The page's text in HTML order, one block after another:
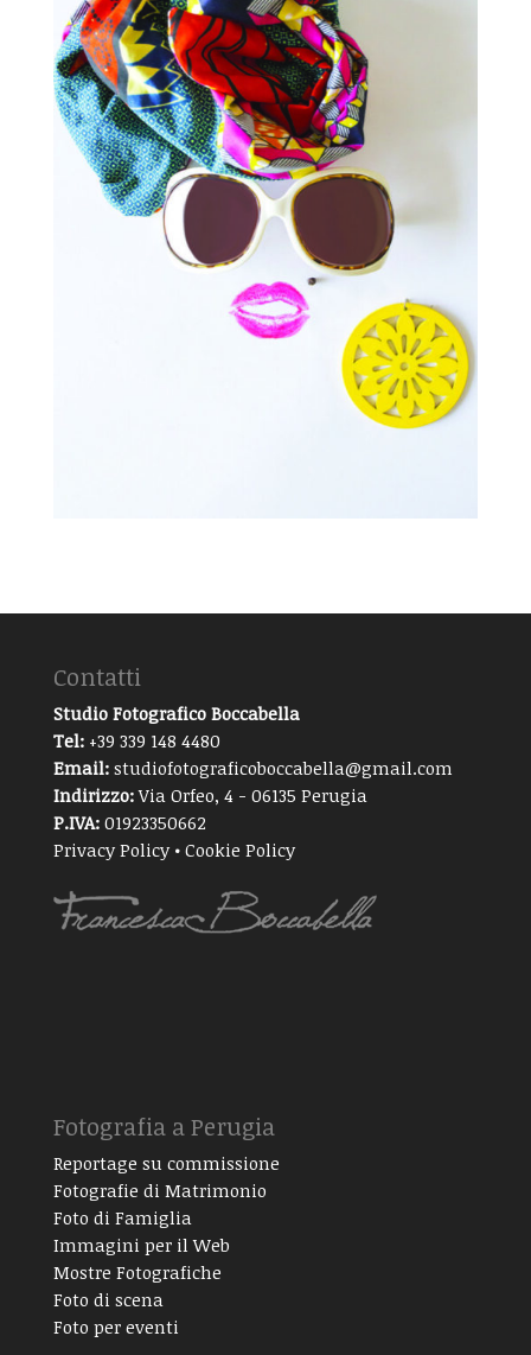
Contatti
Studio Fotografico Boccabella
Tel:+39 339 148 4480
Email: studiofotograficoboccabella@gmail.com
Indirizzo: Via Orfeo, 4 - 06135 Perugia
P.IVA: 01923350662
Privacy Policy• Cookie Policy
Fotografia a Perugia
Reportage su commissione
Fotografie di Matrimonio
Foto di Famiglia
Immagini per il Web
Mostre Fotografiche
Foto di scena
Foto per eventi